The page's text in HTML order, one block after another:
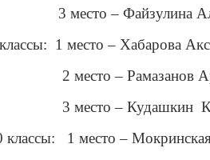
– Файзулина
1 место – Хабарова
– Рамазанов
– Кудашкин Кирилл
классы: 1 место –